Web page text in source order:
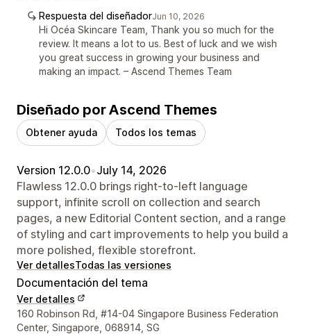
Respuesta del diseñadorJun 10, 2026
Hi Océa Skincare Team, Thank you so much for the
review. It means a lot to us. Best of luck and we wish
you great success in growing your business and
making an impact. – Ascend Themes Team
Diseñado por Ascend Themes
Obtener ayuda Todos los temas
Version 12.0.0•July 14, 2026
Flawless 12.0.0 brings right-to-left language
support, infinite scroll on collection and search
pages, a new Editorial Content section, and a range
of styling and cart improvements to help you build a
more polished, flexible storefront.
Ver detallesTodas las versiones
Documentación del tema
Ver detalles
Detalles de contacto del diseñador
160 Robinson Rd, #14-04 Singapore Business Federation
Center, Singapore, 068914, SG